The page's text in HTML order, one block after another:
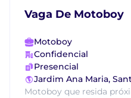
Vaga De Motoboy
Motoboy
Confidencial
Presencial
Jardim Ana Maria,
Motoboy que resida